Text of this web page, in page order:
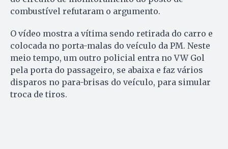
combustível refutaram o argumento.
O vídeo mostra a vítima sendo retirada do carro e
colocada no porta-malas do veículo da PM. Neste
meio tempo, um outro policial entra no VW Gol
pela porta do passageiro, se abaixa e faz vários
disparos no para-brisas do veículo, para simular
troca de tiros.